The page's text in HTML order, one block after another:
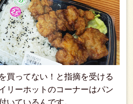
買ってない！と指摘を受ける
リーホットのコーナーはパン
いているんです。